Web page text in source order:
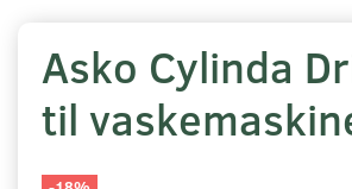
Asko Cylinda
til